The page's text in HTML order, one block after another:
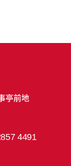
亭前地
4491